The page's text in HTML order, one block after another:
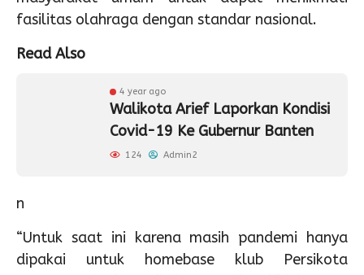
fasilitas olahraga dengan standar nasional.
Read Also
4 year ago
Walikota Arief Laporkan Kondisi
Covid-19 Ke Gubernur Banten
124 Admin2
n
“Untuk saat ini karena masih pandemi hanya
dipakai untuk homebase klub Persikota